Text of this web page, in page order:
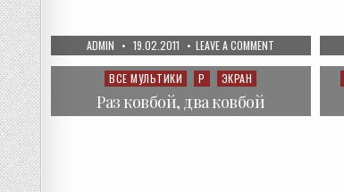
AUTHOR:
ADMIN PUBLISHED
DATE:
19.02.2011 LEAVE A COMMENT
РЫБАК
ОСКУС-
Posted
in
ВСЕ МУЛЬТИКИ Р ЭКРАН
Раз ковбой, два ковбой